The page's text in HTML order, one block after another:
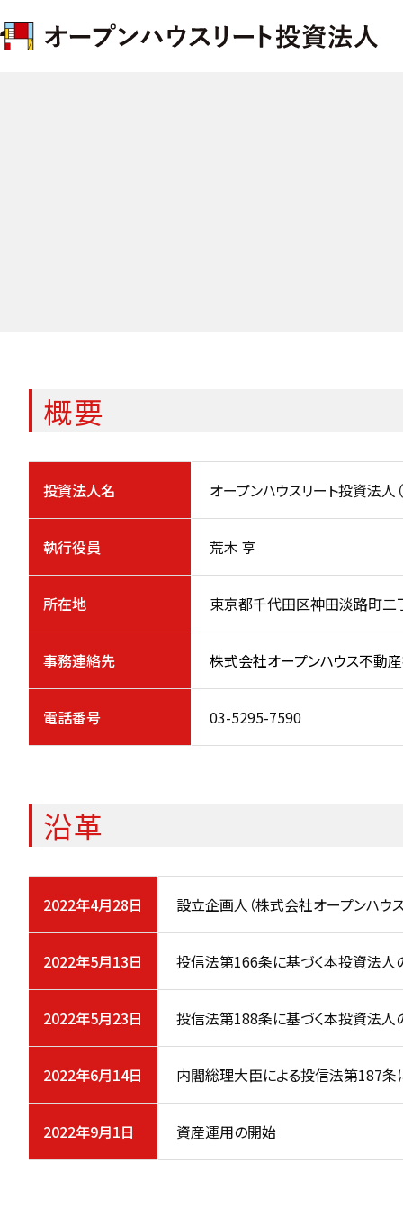
概要
投資法人名 オープンハウスリート投資法人
執行役員 荒木 亨
所在地 東京都千代田区神田淡路町二
事務連絡先 株式会社オープンハウス不動
電話番号 03-5295-7590
沿革
2022年4月28日 設立企画人（株式会社オープンハ
2022年5月13日 投信法第166条に基づく本投資法人
2022年5月23日 投信法第188条に基づく本投資法人
2022年6月14日 内閣総理大臣による投信法第187
2022年9月1日 資産運用の開始